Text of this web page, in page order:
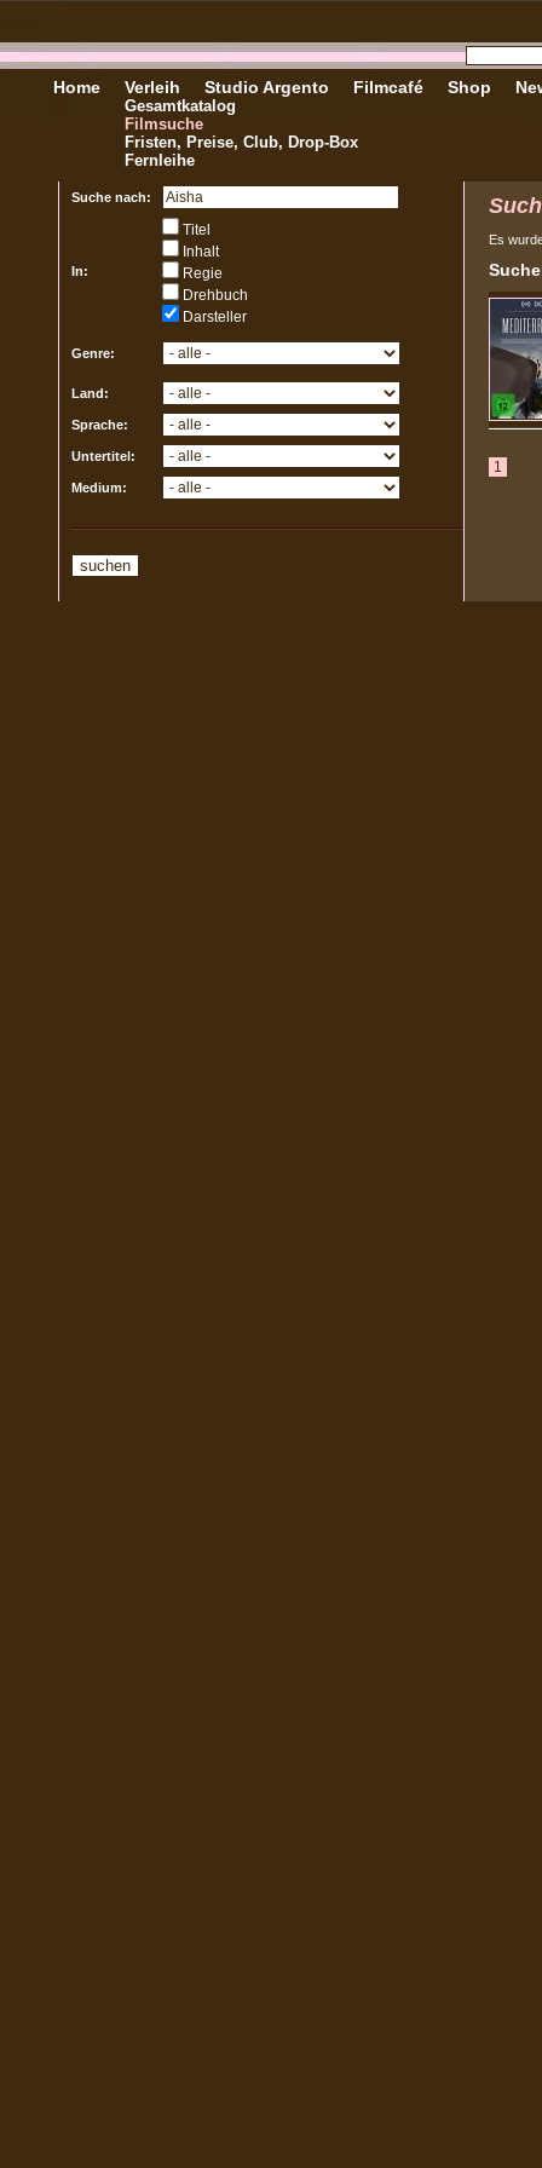
Home Verleih
Gesamtkatalog
Filmsuche
Fristen, Preise, Club, Drop-Box
Fernleihe
Studio Argento Filmcafé Shop
Suche nach:
In:
Titel
Inhalt
Regie
Drehbuch
Darsteller
Genre:
Land:
Sprache:
Untertitel:
Medium:
Es
1